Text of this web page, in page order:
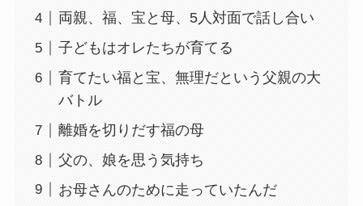
両親、福、宝と母、5人対面で話し合い
子どもはオレたちが育てる
育てたい福と宝、無理だという父親の大
バトル
離婚を切りだす福の母
父の、娘を思う気持ち
お母さんのために走っていたんだ